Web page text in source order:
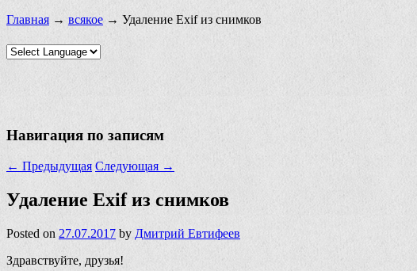
Главная → всякое→ Удаление Exif из снимков
Навигация по записям
← Предыдущая Следующая →
Удаление Exif из снимков
Posted on 27.07.2017 by Дмитрий Евтифеев
Здравствуйте, друзья!